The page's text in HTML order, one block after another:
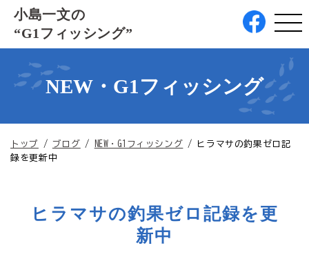
このページの本文へ
小島一文の
“G1フィッシング”
NEW・G1フィッシング
現
在
トップ / ブログ / NEW・G1フィッシング /
ヒラマサの釣果ゼロ記
録を更新中
ヒラマサの釣果ゼロ記録を更
新中